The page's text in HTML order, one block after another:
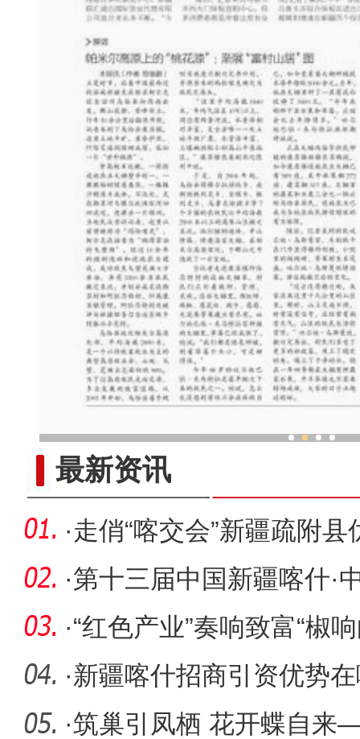
最新资讯
·走俏“喀交会”新疆疏附
捧
·第十三届中国新疆喀什·
开幕
·“红色产业”奏响致富“椒
·新疆喀什招商引资优势
·筑巢引凤栖 花开蝶自